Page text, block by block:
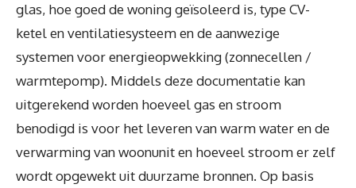
glas, hoe goed de woning geïsoleerd is, type CV-
ketel en ventilatiesysteem en de aanwezige
systemen voor energieopwekking (zonnecellen /
warmtepomp). Middels deze documentatie kan
uitgerekend worden hoeveel gas en stroom
benodigd is voor het leveren van warm water en de
verwarming van woonunit en hoeveel stroom er zelf
wordt opgewekt uit duurzame bronnen. Op basis